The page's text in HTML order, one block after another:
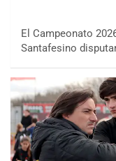
El Campeonato
Santafesino